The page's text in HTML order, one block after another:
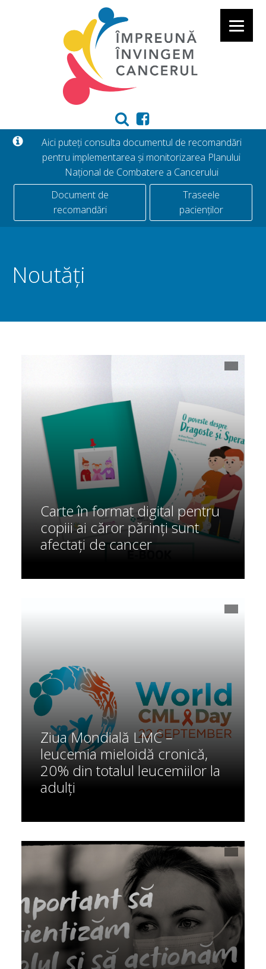
Aici puteți consulta documentul de recomandări
pentru implementarea și monitorizarea Planului
Național de Combatere a Cancerului
Document de
recomandări
Traseele
pacienților
Noutăți
Carte în format digital pentru
copiii ai căror părinți sunt
afectați de cancer
Ziua Mondială LMC –
leucemia mieloidă cronică,
20% din totalul leucemiilor la
adulți